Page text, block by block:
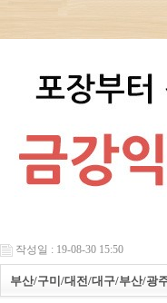
작성일 : 19-08-30 15:50
부산/구미/대전/대구/부산/광